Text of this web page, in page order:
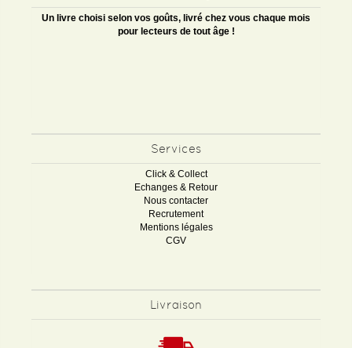
Un livre choisi selon vos goûts, livré chez vous chaque mois
pour lecteurs de tout âge !
Services
Click & Collect
Echanges & Retour
Nous contacter
Recrutement
Mentions légales
CGV
Livraison